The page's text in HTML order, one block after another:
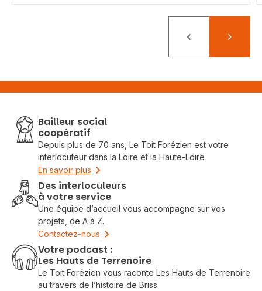
PrécédentSuivant
Bailleur social
coopératif
Depuis plus de 70 ans, Le Toit Forézien est votre
interlocuteur dans la Loire et la Haute-Loire
En savoir plus
Des interloculeurs
à votre service
Une équipe d’accueil vous accompagne sur vos
projets, de A à Z.
Contactez-nous
Votre podcast :
Les Hauts de Terrenoire
Le Toit Forézien vous raconte Les Hauts de Terrenoire
au travers de l’histoire de Briss